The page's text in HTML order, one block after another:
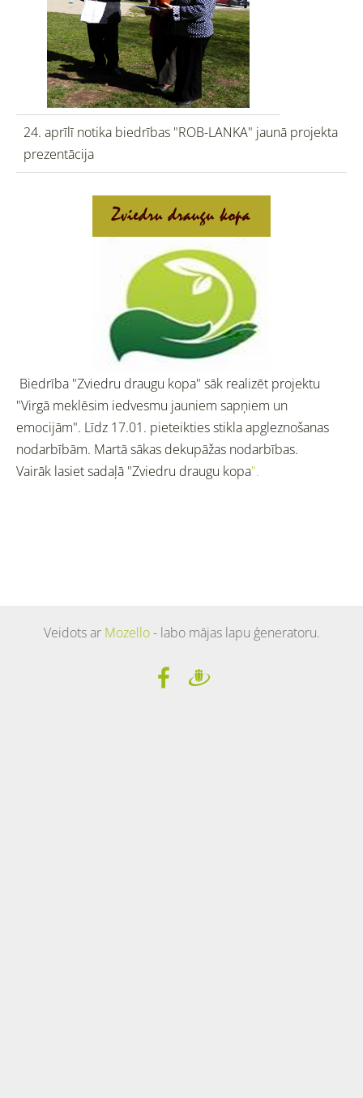
24. aprīlī notika biedrības "ROB-LANKA" jaunā projekta
prezentācija
Biedrība "Zviedru draugu kopa" sāk realizēt projektu
"Virgā meklēsim iedvesmu jauniem sapņiem un
emocijām". Līdz 17.01. pieteikties stikla apgleznošanas
nodarbībām. Martā sākas dekupāžas nodarbības.
Vairāk lasiet sadaļā "Zviedru draugu kopa".
Veidots ar Mozello- labo mājas lapu ģeneratoru.